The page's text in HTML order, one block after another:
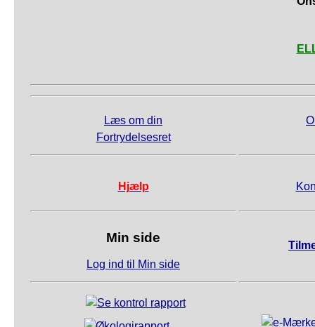
Læs om din
Fortrydelsesret
Hjælp
Min side
Log ind til Min side